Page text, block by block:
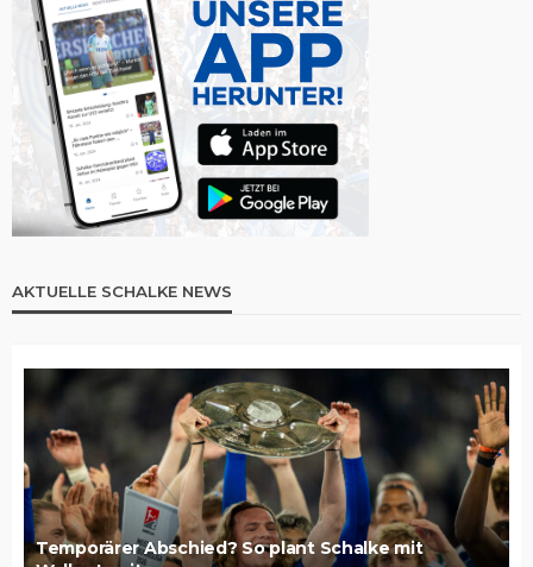
AKTUELLE SCHALKE NEWS
Temporärer Abschied? So plant Schalke mit